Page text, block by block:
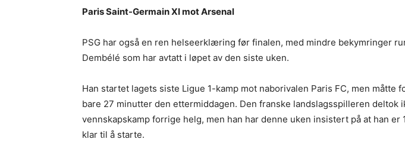
Paris Saint-Germain XI mot Arsenal
PSG har også en ren helseerklæring før finalen, med mindre bekymringer
Dembélé som har avtatt i løpet av den siste uken.
Han startet lagets siste Ligue 1-kamp mot naborivalen Paris FC, men måtte
bare 27 minutter den ettermiddagen. Den franske landslagsspilleren deltok
vennskapskamp forrige helg, men han har denne uken insistert på at han er
klar til å starte.